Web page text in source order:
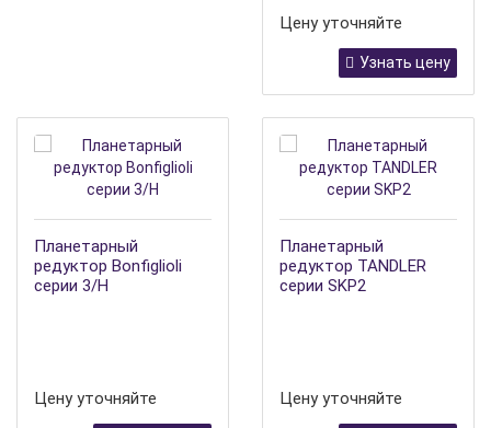
Цену уточняйте
Узнать цену
Планетарный
редуктор Bonfiglioli
серии 3/H
Цену уточняйте
Планетарный
редуктор TANDLER
серии SKP2
Цену уточняйте